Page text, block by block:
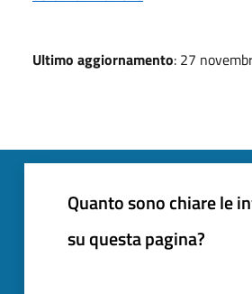
Ultimo aggiornamento: 27
Quanto sono chiare le
su questa pagina?